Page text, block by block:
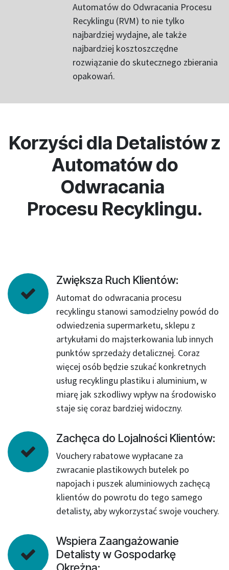
Automatów do Odwracania Procesu
Recyklingu (RVM) to nie tylko
najbardziej wydajne, ale także
najbardziej kosztoszczędne
rozwiązanie do skutecznego zbierania
opakowań.
Korzyści dla Detalistów z
Automatów do
Odwracania
Procesu Recyklingu.
Zwiększa Ruch Klientów:
Automat do odwracania procesu
recyklingu stanowi samodzielny powód do
odwiedzenia supermarketu, sklepu z
artykułami do majsterkowania lub innych
punktów sprzedaży detalicznej. Coraz
więcej osób będzie szukać konkretnych
usług recyklingu plastiku i aluminium, w
miarę jak szkodliwy wpływ na środowisko
staje się coraz bardziej widoczny.
Zachęca do Lojalności Klientów:
Vouchery rabatowe wypłacane za
zwracanie plastikowych butelek po
napojach i puszek aluminiowych zachęcą
klientów do powrotu do tego samego
detalisty, aby wykorzystać swoje vouchery.
Wspiera Zaangażowanie
Detalisty w Gospodarkę